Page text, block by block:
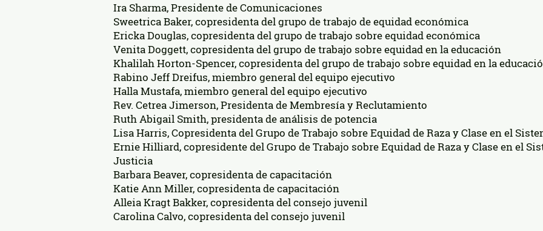
Ira Sharma, Presidente de Comunicaciones
Sweetrica Baker, copresidenta del grupo de trabajo de equidad económica
Ericka Douglas, copresidenta del grupo de trabajo sobre equidad económica
Venita Doggett, copresidenta del grupo de trabajo sobre equidad en la educación
Khalilah Horton-Spencer, copresidenta del grupo de trabajo sobre equidad en la
Rabino Jeff Dreifus, miembro general del equipo ejecutivo
Halla Mustafa, miembro general del equipo ejecutivo​
Rev. Cetrea Jimerson, Presidenta de Membresía y Reclutamiento
Ruth Abigail Smith, presidenta de análisis de potencia
Lisa Harris, Copresidenta del Grupo de Trabajo sobre Equidad de Raza y Clase en el
Ernie Hilliard, copresidente del Grupo de Trabajo sobre Equidad de Raza y Clase en el
Justicia
Barbara Beaver, copresidenta de capacitación
Katie Ann Miller, copresidenta de capacitación
Alleia Kragt Bakker, copresidenta del consejo juvenil
Carolina Calvo, copresidenta del consejo juvenil